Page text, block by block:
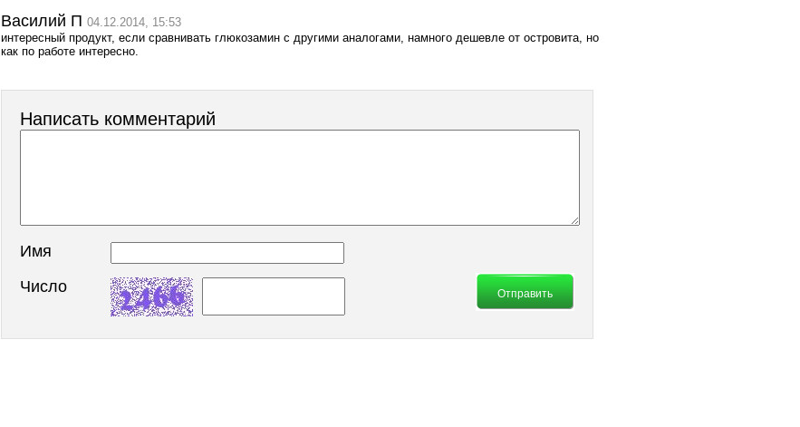
Василий П 04.12.2014, 15:53
интересный продукт, если сравнивать глюкозамин с другими аналогами, намного дешевле от островита, но
как по работе интересно.
Написать комментарий
Имя
Число